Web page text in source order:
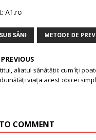
A1.ro
SÂNI METODE DE
PREVIOUS
aliatul sănătății: cum îți
viața acest obicei
COMMENT